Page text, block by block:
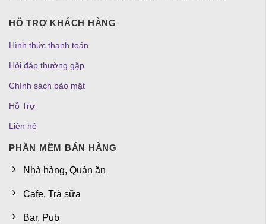
HỖ TRỢ KHÁCH HÀNG
Hình thức thanh toán
Hỏi đáp thường gặp
Chính sách bảo mật
Hỗ Trợ
Liên hệ
PHẦN MỀM BÁN HÀNG
Nhà hàng, Quán ăn
Cafe, Trà sữa
Bar, Pub